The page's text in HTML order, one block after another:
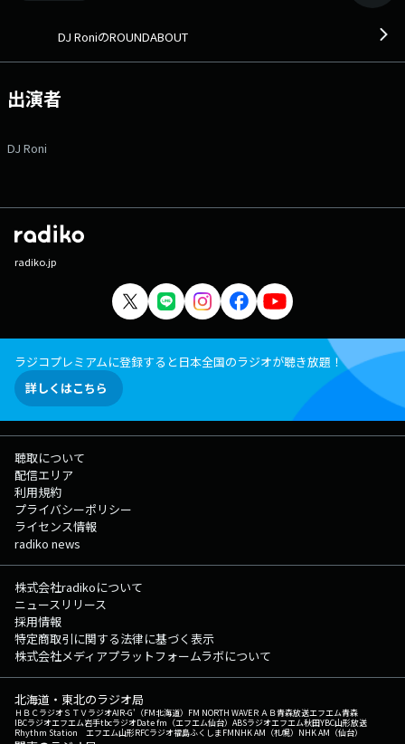
DJ RoniのROUNDABOUT
出演者
DJ Roni
radiko.jp
ラジコプレミアムに登録すると日本全国のラジオが聴き放題！
詳しくはこちら
聴取について
配信エリア
利用規約
プライバシーポリシー
ライセンス情報
radiko news
株式会社radikoについて
ニュースリリース
採用情報
特定商取引に関する法律に基づく表示
株式会社メディアプラットフォームラボについて
北海道・東北のラジオ局
ＨＢＣラジオＳＴＶラジオAIR-G'（FM北海道） FM NORTH WAVEＲＡＢ青森放送エフエム青森
IBCラジオエフエム岩手tbcラジオDate fm（エフエム仙台） ABSラジオエフエム秋田YBC山形放送
Rhythm Station エフエム山形RFCラジオ福島ふくしまFMNHK AM（札幌） NHK AM（仙台）